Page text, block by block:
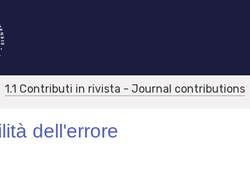
1.1 Contributi in rivista - Journal contributions
dell'errore